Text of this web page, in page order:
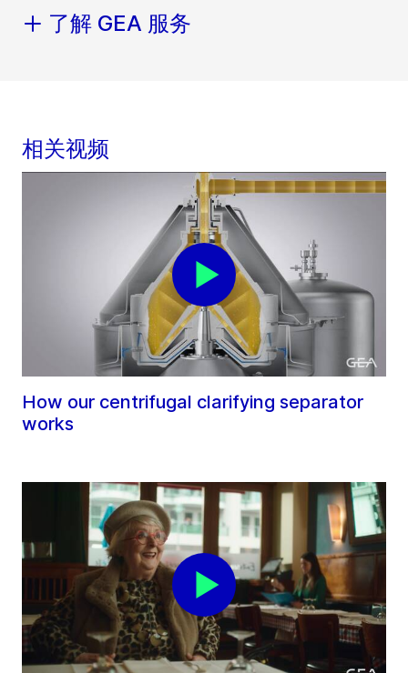
了解 GEA 服务
相关视频
How our centrifugal clarifying separator
works